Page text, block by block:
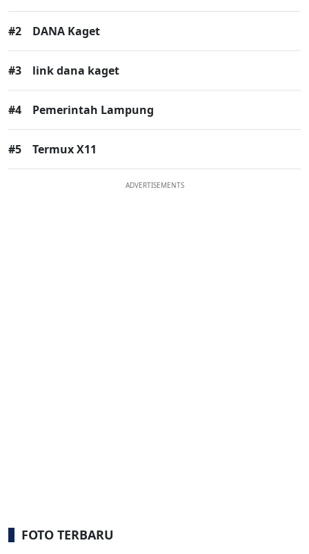
#2 DANA Kaget
#3 link dana kaget
#4 Pemerintah Lampung
#5 Termux X11
ADVERTISEMENTS
FOTO TERBARU